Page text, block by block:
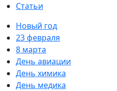
Статьи
Новый год
23 февраля
8 марта
День авиации
День химика
День медика